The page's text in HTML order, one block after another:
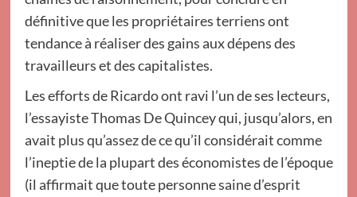
définitive que les propriétaires terriens ont
tendance à réaliser des gains aux dépens des
travailleurs et des capitalistes.
Les efforts de Ricardo ont ravi l’un de ses lecteurs,
l’essayiste Thomas De Quincey qui, jusqu’alors, en
avait plus qu’assez de ce qu’il considérait comme
l’ineptie de la plupart des économistes de l’époque
(il affirmait que toute personne saine d’esprit